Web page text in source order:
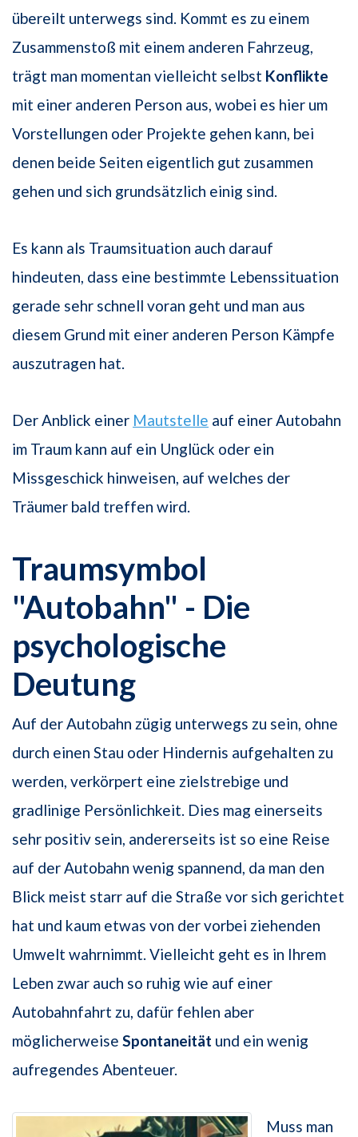
übereilt unterwegs sind. Kommt es zu einem
Zusammenstoß mit einem anderen Fahrzeug,
trägt man momentan vielleicht selbst Konflikte
mit einer anderen Person aus, wobei es hier um
Vorstellungen oder Projekte gehen kann, bei
denen beide Seiten eigentlich gut zusammen
gehen und sich grundsätzlich einig sind.
Es kann als Traumsituation auch darauf
hindeuten, dass eine bestimmte Lebenssituation
gerade sehr schnell voran geht und man aus
diesem Grund mit einer anderen Person Kämpfe
auszutragen hat.
Der Anblick einer Mautstelle auf einer Autobahn
im Traum kann auf ein Unglück oder ein
Missgeschick hinweisen, auf welches der
Träumer bald treffen wird.
Traumsymbol
"Autobahn" - Die
psychologische
Deutung
Auf der Autobahn zügig unterwegs zu sein, ohne
durch einen Stau oder Hindernis aufgehalten zu
werden, verkörpert eine zielstrebige und
gradlinige Persönlichkeit. Dies mag einerseits
sehr positiv sein, andererseits ist so eine Reise
auf der Autobahn wenig spannend, da man den
Blick meist starr auf die Straße vor sich gerichtet
hat und kaum etwas von der vorbei ziehenden
Umwelt wahrnimmt. Vielleicht geht es in Ihrem
Leben zwar auch so ruhig wie auf einer
Autobahnfahrt zu, dafür fehlen aber
möglicherweise Spontaneität und ein wenig
aufregendes Abenteuer.
Muss man